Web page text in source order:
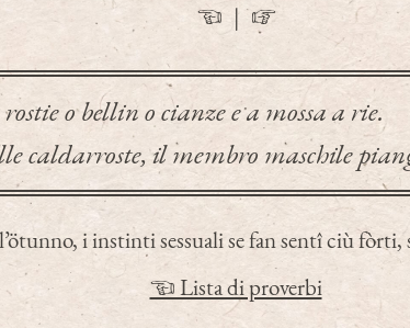
☜ | ☞
o bellin o cianze e a mossa a rie.
caldarroste, il membro maschile
l’ötunno, i instinti sessuali se fan sentî ciù
☜ Lista di proverbi